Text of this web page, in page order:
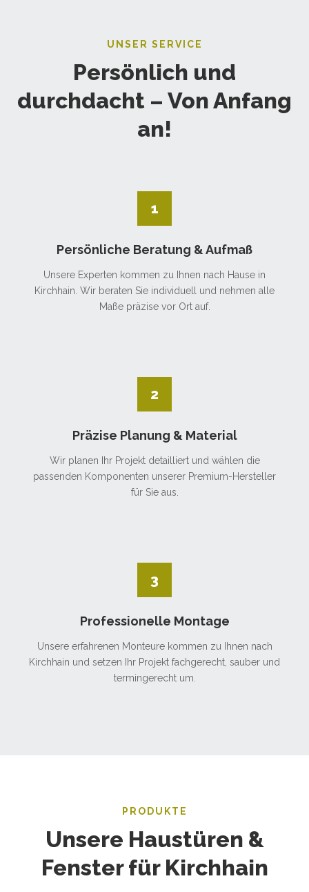
UNSER SERVICE
Persönlich und
durchdacht – Von Anfang
an!
1
Persönliche Beratung & Aufmaß
Unsere Experten kommen zu Ihnen nach Hause in
Kirchhain. Wir beraten Sie individuell und nehmen alle
Maße präzise vor Ort auf.
2
Präzise Planung & Material
Wir planen Ihr Projekt detailliert und wählen die
passenden Komponenten unserer Premium-Hersteller
für Sie aus.
3
Professionelle Montage
Unsere erfahrenen Monteure kommen zu Ihnen nach
Kirchhain und setzen Ihr Projekt fachgerecht, sauber und
termingerecht um.
PRODUKTE
Unsere Haustüren &
Fenster für Kirchhain